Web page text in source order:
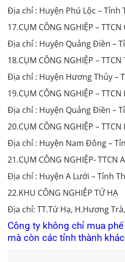
Địa chỉ : Huyện Phú Lộc – Tỉnh
17.CỤM CÔNG NGHIỆP – TTCN
Địa chỉ : Huyện Quảng Điền –
18.CỤM CÔNG NGHIỆP – TTCN
Địa chỉ : Huyện Hương Thủy –
19.CỤM CÔNG NGHIỆP – TTCN
Địa chỉ : Huyện Quảng Điền –
20.CỤM CÔNG NGHIỆP –
Địa chỉ : Huyện Nam Đông –
21.CỤM CÔNG NGHIỆP- TTCN
Địa chỉ : Huyện A Lưới – Tỉnh
22.KHU CÔNG NGHIỆP TỨ HẠ
Địa chỉ: TT.Tứ Hạ, H.Hương
Công ty không chỉ mua
mà còn các tỉnh thành khác